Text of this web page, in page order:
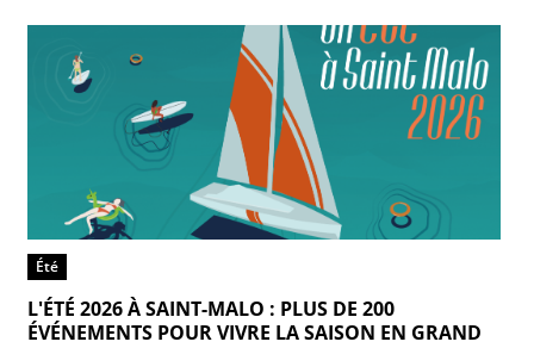
Été
L'ÉTÉ 2026 À SAINT-MALO : PLUS DE 200
ÉVÉNEMENTS POUR VIVRE LA SAISON EN GRAND